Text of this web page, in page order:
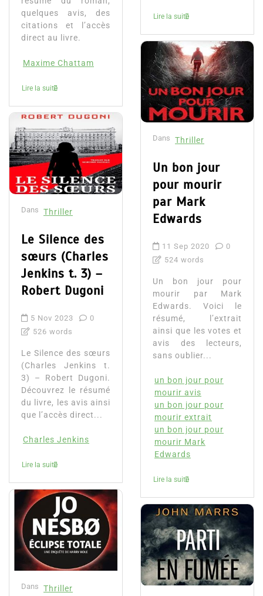
quelques avis, des
citations et l’accès
direct au livre.
Maxime Chattam
Lire la suite
Dans Thriller
Le Silence des
sœurs (Charles
Jenkins t. 3) –
Robert Dugoni
5 Nov 2023
0
526 words
Le Silence des sœurs
(Charles Jenkins t.
3) – Robert Dugoni.
Découvrez le résumé
du livre, les avis ainsi
que l’accès direct...
Charles Jenkins
Lire la suite
Dans Thriller
Lire la suite
Dans Thriller
Un bon jour
pour mourir
par Mark
Edwards
11 Sep 2020
0
524 words
Un bon jour pour
mourir par Mark
Edwards. Voici le
résumé, l’extrait
ainsi que les votes et
avis des lecteurs,
sans oublier...
un bon jour pour
mourir avis
un bon jour pour
mourir extrait
un bon jour pour
mourir Mark
Edwards
Lire la suite